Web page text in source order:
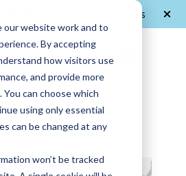
our website work and to
By accepting
how visitors use
and provide more
can choose which
using only essential
can be changed at any
won’t be tracked
pour recevoir un devis
FR